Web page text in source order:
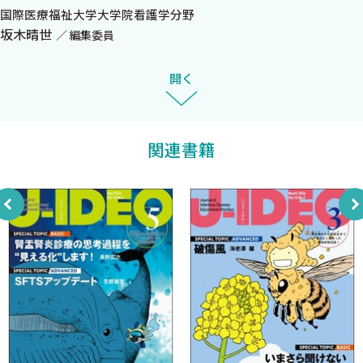
史』
臨床情報の押し売りに行っています
JOIS presents知っておきたいがん+感染症 (24) 尾?正英
抗菌薬と造血幹細胞移植患者の腸内細菌叢
今日も明日もAMR対策 (45) 具 芳明
日本のAMR対策を振り返る
ちょっとだけ余計にがんばる病院の感染対策 (37) 本田 仁
加算事業は抗菌薬処方に影響を与えるのか?
国際医療福祉大学大学院看護学分野
坂木晴世 編集委員
開く
関連書籍